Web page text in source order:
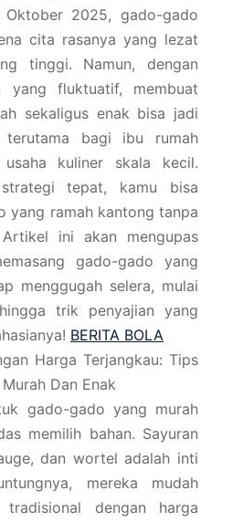
2025, gado-gado
cita rasanya yang lezat
tinggi. Namun, dengan
yang fluktuatif, membuat
sekaligus enak bisa jadi
terutama bagi ibu rumah
kuliner skala kecil.
tepat, kamu bisa
yang ramah kantong tanpa
ini akan mengupas
gado-gado yang
menggugah selera, mulai
trik penyajian yang
BERITA BOLA
Harga Terjangkau: Tips
Dan Enak
gado-gado yang murah
memilih bahan. Sayuran
dan wortel adalah inti
mereka mudah
dengan harga